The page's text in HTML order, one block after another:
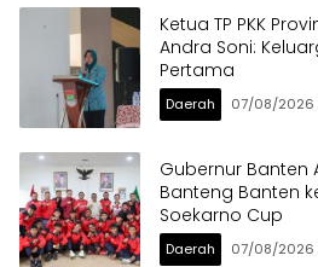
Ketua TP PKK
Andra Soni:
Pertama
Daerah 07/08/2026
Gubernur Banten
Banteng Banten
Soekarno Cup
Daerah 07/08/2026